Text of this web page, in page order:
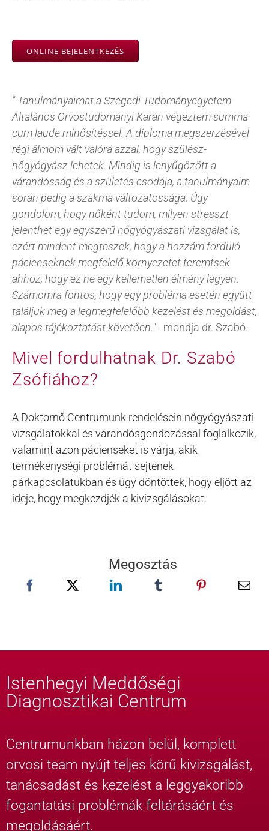
ONLINE BEJELENTKEZÉS
" Tanulmányaimat a Szegedi Tudományegyetem
Általános Orvostudományi Karán végeztem summa
cum laude minősítéssel. A diploma megszerzésével
régi álmom vált valóra azzal, hogy szülész-
nőgyógyász lehetek. Mindig is lenyűgözött a
várandósság és a születés csodája, a tanulmányaim
során pedig a szakma változatossága. Úgy
gondolom, hogy nőként tudom, milyen stresszt
jelenthet egy egyszerű nőgyógyászati vizsgálat is,
ezért mindent megteszek, hogy a hozzám forduló
pácienseknek megfelelő környezetet teremtsek
ahhoz, hogy ez ne egy kellemetlen élmény legyen.
Számomra fontos, hogy egy probléma esetén együtt
találjuk meg a legmegfelelőbb kezelést és megoldást,
alapos tájékoztatást követően."- mondja dr. Szabó.
Mivel fordulhatnak Dr. Szabó
Zsófiához?
A Doktornő Centrumunk rendelésein nőgyógyászati
vizsgálatokkal és várandósgondozással foglalkozik,
valamint azon pácienseket is várja, akik
termékenységi problémát sejtenek
párkapcsolatukban és úgy döntöttek, hogy eljött az
ideje, hogy megkezdjék a kivizsgálásokat.
Megosztás
Istenhegyi Meddőségi
Diagnosztikai Centrum
Centrumunkban házon belül, komplett
orvosi team nyújt teljes körű kivizsgálást,
tanácsadást és kezelést a leggyakoribb
fogantatási problémák feltárásáért és
megoldásáért.